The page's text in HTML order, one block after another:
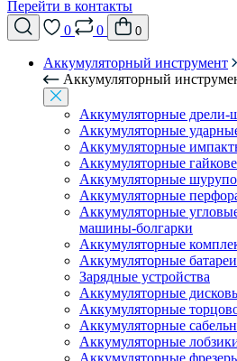
Перейти в контакты
0
0 0
Аккумуляторный инструмент
Аккумуляторный
Аккумуляторные дрели-
Аккумуляторные
Аккумуляторные
Аккумуляторные
Аккумуляторные
Аккумуляторные
Аккумуляторные
машины-болгарки
Аккумуляторные
Аккумуляторные батареи
Зарядные устройства
Аккумуляторные
Аккумуляторные
Аккумуляторные
Аккумуляторные
Аккумуляторные